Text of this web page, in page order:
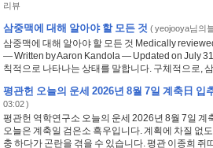
리뷰
삼중맥에 대해 알아야 할 모든 것 (yeojooya님의
삼중맥에 대해 알아야 할 모든 것 Medically
— Written by Aaron Kandola — Updated on July
칙적으로 나타나는 상태를 말합니다. 구체적으로,
평관헌 오늘의 운세 2026년 8월 7일 계축日 입
03:02 )
평관헌 역학연구소 오늘의 운세 2026년 8월 7일 계
오늘은 계축일 검은소 흑우입니다. 계획에 차질 없
충 하다가 곤란을 겪을 수 있습니다. 평관 이종희 쥐